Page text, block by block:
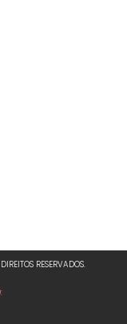
RESERVADOS.